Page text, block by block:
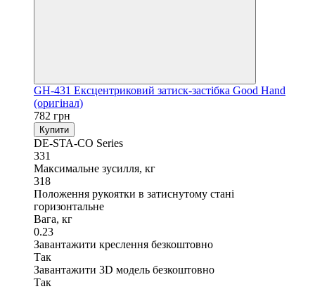
GH-431 Ексцентриковий затиск-застібка Good Hand
(оригінал)
782 грн
Купити
DE-STA-CO Series
331
Максимальне зусилля, кг
318
Положення рукоятки в затиснутому стані
горизонтальне
Вага, кг
0.23
Завантажити креслення безкоштовно
Так
Завантажити 3D модель безкоштовно
Так